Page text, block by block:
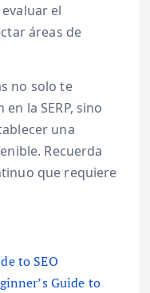
el
áreas de
no solo te
la SERP, sino
una
Recuerda
que requiere
to SEO
Guide to